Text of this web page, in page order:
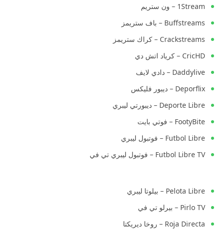
1Stream – ون ستريم
Buffstreams – باف ستريمز
Crackstreams – كراك ستريمز
CricHD – كرياد اتش دي
Daddylive – دادي لايف
Deporflix – ديبور فليكس
Deporte Libre – ديبورتي ليبري
FootyBite – فوتي بايت
Futbol Libre – فوتبول ليبري
Futbol Libre TV – فوتبول ليبري تي في
Pelota Libre – بيلوتا ليبري
Pirlo TV – بيرلو تي في
Roja Directa – روخا ديريكتا